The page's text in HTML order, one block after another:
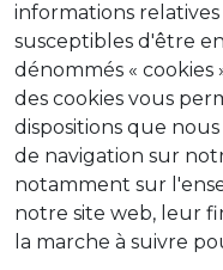
informations
susceptibles d'être
dénommés «
des cookies vous
dispositions que
de navigation sur
notamment sur
notre site web, leur
la marche à suivre